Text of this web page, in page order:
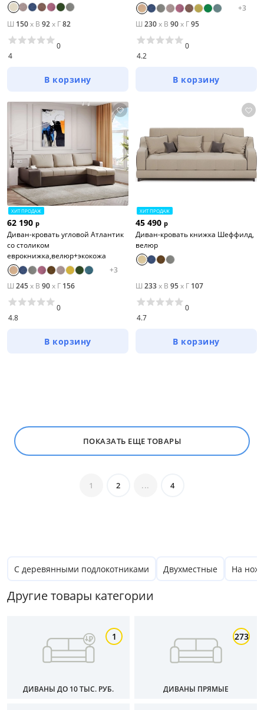
Цена
от до
Цвет
Белый
Бежевый
Черный
Зеленый
Голубой
Синий
Ширина, см
от до
Высота, см
Ш 150x В 92x Г82
4
0
В корзину
+3
Ш 230x В 90x Г95
4.2
0
В корзину
ХИТ ПРОДАЖ
62 190 р
Диван-кровать угловой Атлантик
со столиком
еврокнижка,велюр+экокожа
+3
Ш 245x В 90x Г 156
4.8
0
В корзину
ХИТ ПРОДАЖ
45 490 р
Диван-кровать книжка Шеффилд,
велюр
Ш 233x В 95x Г 107
4.7
0
В корзину
ПОКАЗАТЬ ЕЩЕ ТОВАРЫ
1 2 ... 4
С деревянными подлокотниками Двухместные На
Другие товары категории
1
ДИВАНЫ ДО 10 ТЫС. РУБ.
273
ДИВАНЫ ПРЯМЫЕ